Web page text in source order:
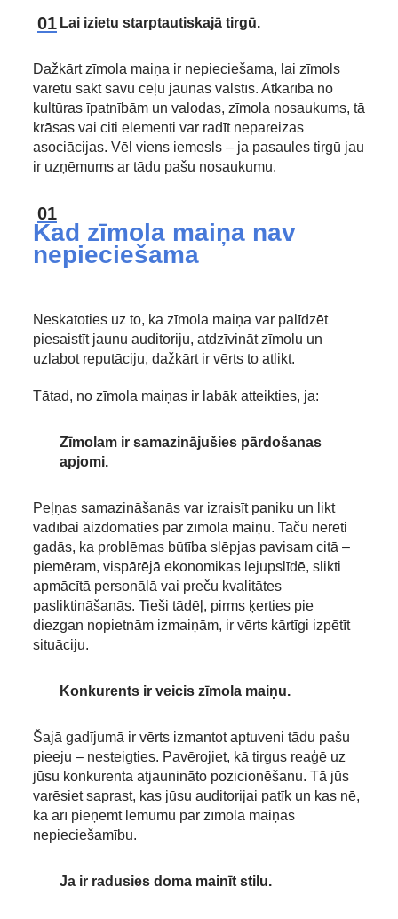
Lai izietu starptautiskajā tirgū.
Dažkārt zīmola maiņa ir nepieciešama, lai zīmols
varētu sākt savu ceļu jaunās valstīs. Atkarībā no
kultūras īpatnībām un valodas, zīmola nosaukums, tā
krāsas vai citi elementi var radīt nepareizas
asociācijas. Vēl viens iemesls – ja pasaules tirgū jau
ir uzņēmums ar tādu pašu nosaukumu.
Kad zīmola maiņa nav
nepieciešama
Neskatoties uz to, ka zīmola maiņa var palīdzēt
piesaistīt jaunu auditoriju, atdzīvināt zīmolu un
uzlabot reputāciju, dažkārt ir vērts to atlikt.
Tātad, no zīmola maiņas ir labāk atteikties, ja:
Zīmolam ir samazinājušies pārdošanas
apjomi.
Peļņas samazināšanās var izraisīt paniku un likt
vadībai aizdomāties par zīmola maiņu. Taču nereti
gadās, ka problēmas būtība slēpjas pavisam citā –
piemēram, vispārējā ekonomikas lejupslīdē, slikti
apmācītā personālā vai preču kvalitātes
pasliktināšanās. Tieši tādēļ, pirms ķerties pie
diezgan nopietnām izmaiņām, ir vērts kārtīgi izpētīt
situāciju.
Konkurents ir veicis zīmola maiņu.
Šajā gadījumā ir vērts izmantot aptuveni tādu pašu
pieeju – nesteigties. Pavērojiet, kā tirgus reaģē uz
jūsu konkurenta atjaunināto pozicionēšanu. Tā jūs
varēsiet saprast, kas jūsu auditorijai patīk un kas nē,
kā arī pieņemt lēmumu par zīmola maiņas
nepieciešamību.
Ja ir radusies doma mainīt stilu.